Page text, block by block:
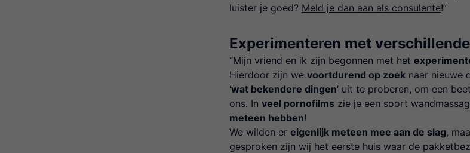
luister je goed? Meld je dan aan als consulente!”
Experimenteren met
“Mijn vriend en ik zijn begonnen met het
Hierdoor zijn we voortdurend op zoek naar nieuwe
‘wat bekendere dingen‘ uit te proberen, om een
ons. In veel pornofilms zie je een soort
meteen hebben!
We wilden er eigenlijk meteen mee aan de slag,
gesproken zijn wij het eerste huis waar de